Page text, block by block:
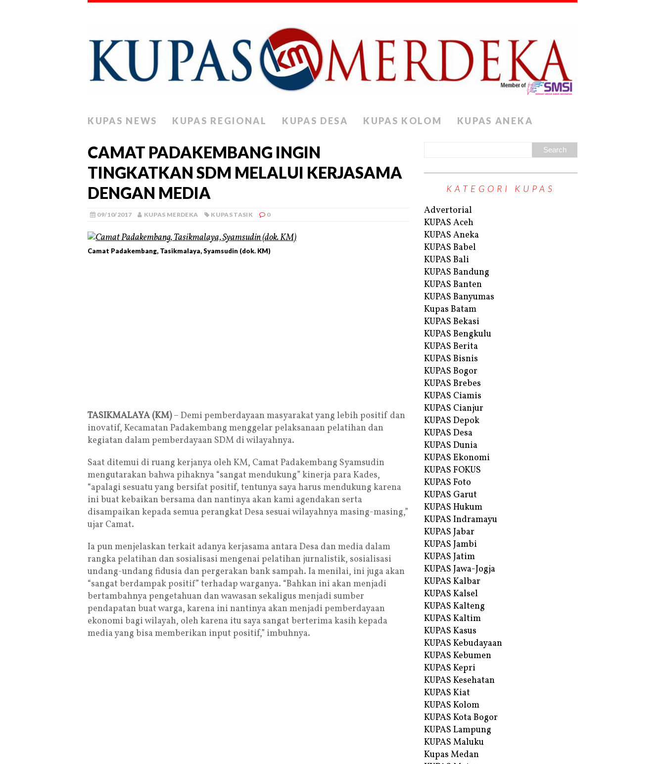
KUPAS NEWS KUPAS REGIONAL KUPAS DESA KUPAS KOLOM KUPAS ANEKA
CAMAT PADAKEMBANG INGIN
TINGKATKAN SDM MELALUI KERJASAMA
DENGAN MEDIA
09/10/2017 KUPAS MERDEKA KUPAS TASIK 0
Camat Padakembang, Tasikmalaya, Syamsudin (dok. KM)
TASIKMALAYA (KM)– Demi pemberdayaan masyarakat yang lebih positif dan
inovatif, Kecamatan Padakembang menggelar pelaksanaan pelatihan dan
kegiatan dalam pemberdayaan SDM di wilayahnya.
Saat ditemui di ruang kerjanya oleh KM, Camat Padakembang Syamsudin
mengutarakan bahwa pihaknya “sangat mendukung” kinerja para Kades,
“apalagi sesuatu yang bersifat positif, tentunya saya harus mendukung karena
ini buat kebaikan bersama dan nantinya akan kami agendakan serta
disampaikan kepada semua perangkat Desa sesuai wilayahnya masing-masing,”
ujar Camat.
Ia pun menjelaskan terkait adanya kerjasama antara Desa dan media dalam
rangka pelatihan dan sosialisasi mengenai pelatihan jurnalistik, sosialisasi
undang-undang fidusia dan pergerakan bank sampah. Ia menilai, ini juga akan
“sangat berdampak positif” terhadap warganya. “Bahkan ini akan menjadi
bertambahnya pengetahuan dan wawasan sekaligus menjadi sumber
pendapatan buat warga, karena ini nantinya akan menjadi pemberdayaan
ekonomi bagi wilayah, oleh karena itu saya sangat berterima kasih kepada
media yang bisa memberikan input positif,” imbuhnya.
KATEGORI KUPAS
Advertorial
KUPAS Aceh
KUPAS Aneka
KUPAS Babel
KUPAS Bali
KUPAS Bandung
KUPAS Banten
KUPAS Banyumas
Kupas Batam
KUPAS Bekasi
KUPAS Bengkulu
KUPAS Berita
KUPAS Bisnis
KUPAS Bogor
KUPAS Brebes
KUPAS Ciamis
KUPAS Cianjur
KUPAS Depok
KUPAS Desa
KUPAS Dunia
KUPAS Ekonomi
KUPAS FOKUS
KUPAS Foto
KUPAS Garut
KUPAS Hukum
KUPAS Indramayu
KUPAS Jabar
KUPAS Jambi
KUPAS Jatim
KUPAS Jawa-Jogja
KUPAS Kalbar
KUPAS Kalsel
KUPAS Kalteng
KUPAS Kaltim
KUPAS Kasus
KUPAS Kebudayaan
KUPAS Kebumen
KUPAS Kepri
KUPAS Kesehatan
KUPAS Kiat
KUPAS Kolom
KUPAS Kota Bogor
KUPAS Lampung
KUPAS Maluku
Kupas Medan